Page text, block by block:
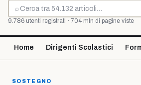
⌕
Cerca
9.786 utenti registrati · 704 mln di pagine viste
Home Dirigenti Scolastici
SOSTEGNO